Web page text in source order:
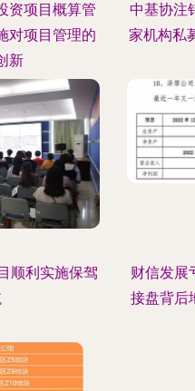
资项目概算管
对项目管理的
新
中基协注
家机构私
顺利实施保驾
财信发展
接盘背后